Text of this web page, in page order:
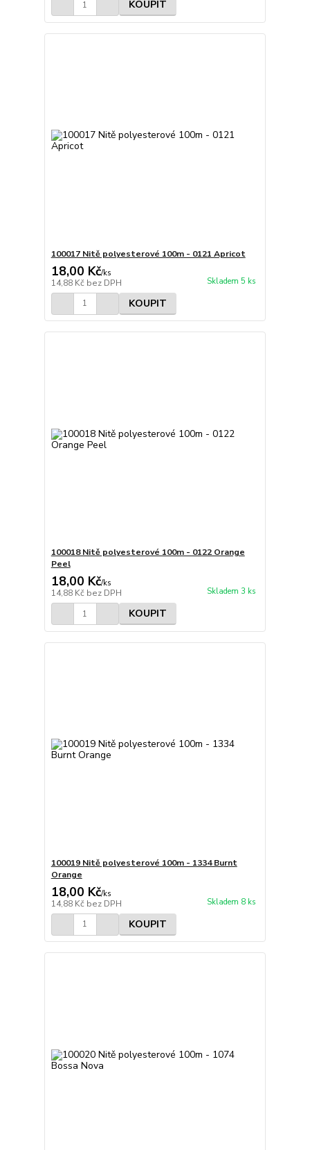
KOUPIT
100017 Nitě polyesterové 100m - 0121 Apricot
18,00 Kč/ks
14,88 Kč bez DPH Skladem 5 ks
KOUPIT
100018 Nitě polyesterové 100m - 0122 Orange
Peel
18,00 Kč/ks
14,88 Kč bez DPH Skladem 3 ks
KOUPIT
100019 Nitě polyesterové 100m - 1334 Burnt
Orange
18,00 Kč/ks
14,88 Kč bez DPH Skladem 8 ks
KOUPIT